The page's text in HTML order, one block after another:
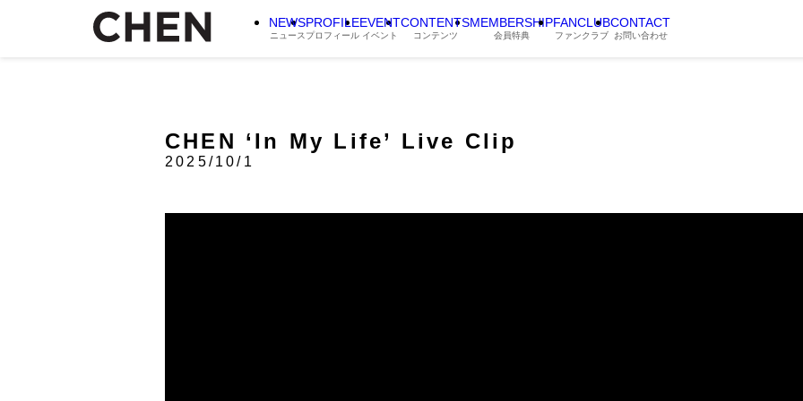
NEWS
ニュース
PROFILE
プロフィール
EVENT
イベント
CONTENTS
コンテンツ
MEMBERSHIP
会員特典
FANCLUB
ファンクラブ
CONTACT
お問い合わせ
CHEN ‘In My Life’ Live Clip
2025/10/1